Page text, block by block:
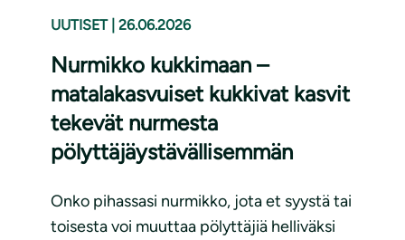
UUTISET 26.06.2026
Nurmikko kukkimaan –
matalakasvuiset kukkivat kasvit
tekevät nurmesta
pölyttäjäystävällisemmän
Onko pihassasi nurmikko, jota et syystä tai
toisesta voi muuttaa pölyttäjiä helliväksi